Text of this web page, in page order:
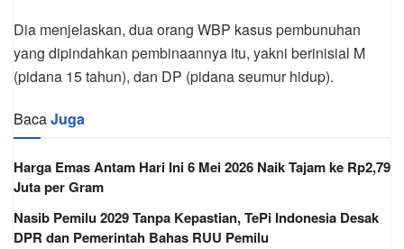
Dia menjelaskan, dua orang WBP kasus pembunuhan
yang dipindahkan pembinaannya itu, yakni berinisial M
(pidana 15 tahun), dan DP (pidana seumur hidup).
BacaJuga
Harga Emas Antam Hari Ini 6 Mei 2026 Naik Tajam ke Rp2,79
Juta per Gram
Nasib Pemilu 2029 Tanpa Kepastian, TePi Indonesia Desak
DPR dan Pemerintah Bahas RUU Pemilu